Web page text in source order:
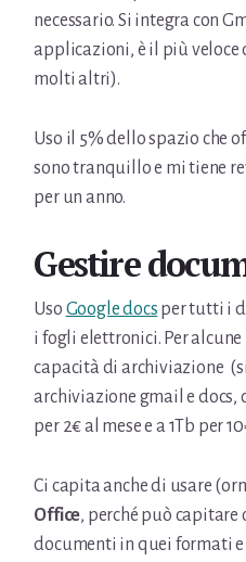
necessario. Si integra con
applicazioni, è il più veloce
molti altri).
Uso il 5% dello spazio che
sono tranquillo e mi tiene
per un anno.
Gestire
Uso Google docs per tutti i
i fogli elettronici. Per
capacità di archiviazione
archiviazione gmail e docs,
per 2€ al mese e a 1Tb per
Ci capita anche di usare
Office, perché può capitare
documenti in quei formati